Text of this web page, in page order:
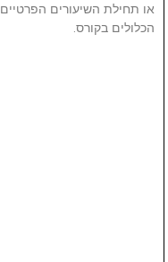
או תחילת השיעורים הפרטיים
הכלולים בקורס.